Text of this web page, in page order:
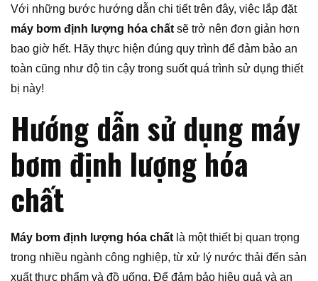
Với những bước hướng dẫn chi tiết trên đây, việc lắp đặt
máy bơm định lượng hóa chất sẽ trở nên đơn giản hơn
bao giờ hết. Hãy thực hiện đúng quy trình để đảm bảo an
toàn cũng như độ tin cậy trong suốt quá trình sử dụng thiết
bị này!
Hướng dẫn sử dụng máy
bơm định lượng hóa
chất
Máy bơm định lượng hóa chất là một thiết bị quan trọng
trong nhiều ngành công nghiệp, từ xử lý nước thải đến sản
xuất thực phẩm và đồ uống. Để đảm bảo hiệu quả và an